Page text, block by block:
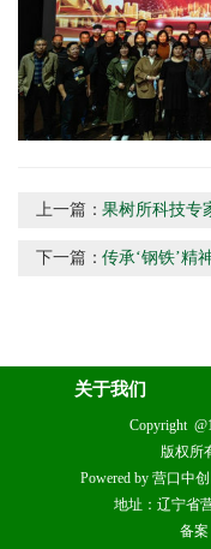
上一篇：果树所科技专
下一篇：传承‘钢铁’精
关于我们
Copyright
版权所
Powered by 营口中
地址：辽宁省
备案